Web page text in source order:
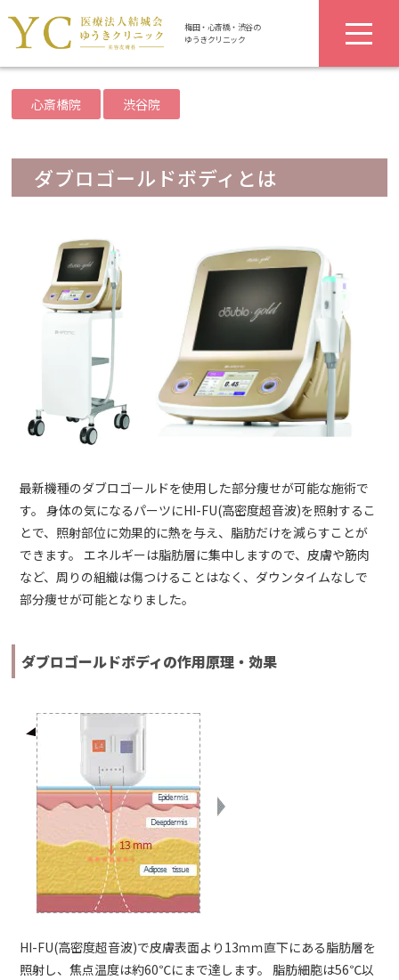
梅田・心斎橋・渋谷の
ゆうきクリニック
心斎橋院 渋谷院
ダブロゴールドボディとは
最新機種のダブロゴールドを使用した部分痩せが可能な施術で
す。 身体の気になるパーツにHI-FU(高密度超音波)を照射するこ
とで、照射部位に効果的に熱を与え、脂肪だけを減らすことが
できます。 エネルギーは脂肪層に集中しますので、皮膚や筋肉
など、周りの組織は傷つけることはなく、ダウンタイムなしで
部分痩せが可能となりました。
ダブロゴールドボディの作用原理・効果
HI-FU(高密度超音波)で皮膚表面より13ｍｍ直下にある脂肪層を
照射し、焦点温度は約60℃にまで達します。 脂肪細胞は56℃以